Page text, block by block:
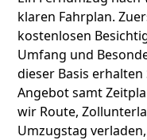
klaren Fahrplan.
kostenlosen
Umfang und
dieser Basis
Angebot samt
wir Route,
Umzugstag